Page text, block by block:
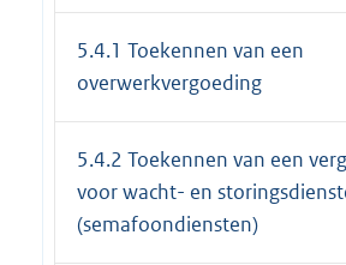
5.4.1 Toekennen van een
overwerkvergoeding
5.4.2 Toekennen van een
voor wacht- en
(semafoondiensten)